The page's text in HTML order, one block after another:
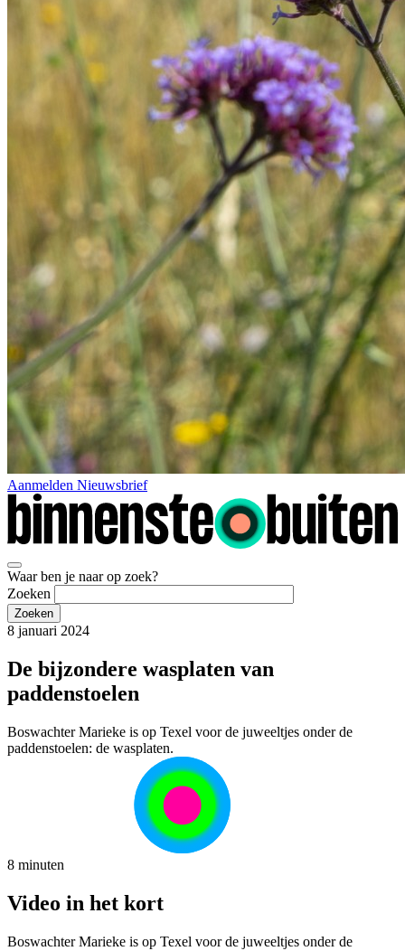
Aanmelden Nieuwsbrief
Waar ben je naar op zoek?
Zoeken
8 januari 2024
De bijzondere wasplaten van
paddenstoelen
Boswachter Marieke is op Texel voor de juweeltjes onder de
paddenstoelen: de wasplaten.
8 minuten
Video in het kort
Boswachter Marieke is op Texel voor de juweeltjes onder de